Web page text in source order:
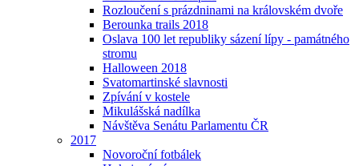
Rozloučení s prázdninami na královském dvoře
Berounka trails 2018
Oslava 100 let republiky sázení lípy - památného
stromu
Halloween 2018
Svatomartinské slavnosti
Zpívání v kostele
Mikulášská nadílka
Návštěva Senátu Parlamentu ČR
2017
Novoroční fotbálek